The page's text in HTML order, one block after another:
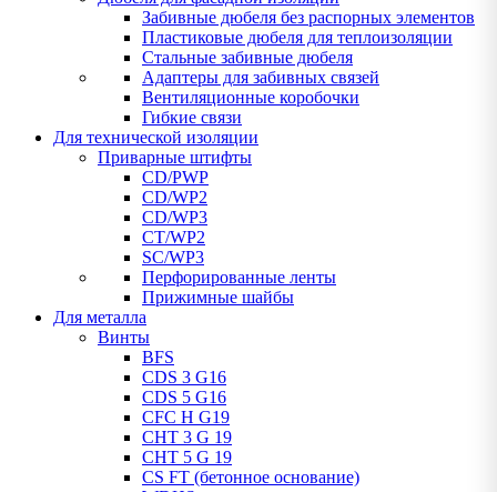
Забивные дюбеля без распорных элементов
Пластиковые дюбеля для теплоизоляции
Стальные забивные дюбеля
Адаптеры для забивных связей
Вентиляционные коробочки
Гибкие связи
Для технической изоляции
Приварные штифты
CD/PWP
CD/WP2
CD/WP3
CT/WP2
SC/WP3
Перфорированные ленты
Прижимные шайбы
Для металла
Винты
BFS
CDS 3 G16
CDS 5 G16
CFC H G19
CHT 3 G 19
CHT 5 G 19
CS FT (бетонное основание)